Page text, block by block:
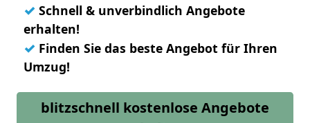
✓ Schnell & unverbindlich Angebote
erhalten!
✓ Finden Sie das beste Angebot für Ihren
Umzug!
blitzschnell kostenlose Angebote